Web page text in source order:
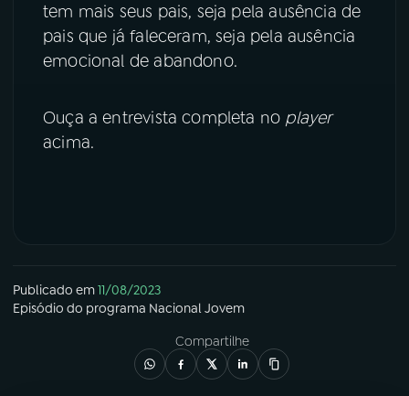
YouTube Facebook
Instagram X
TikTok
tem mais seus pais, seja pela ausência de
pais que já faleceram, seja pela ausência
emocional de abandono.
Ouça a entrevista completa no player
acima.
Publicado em11/08/2023
Episódio do programa Nacional Jovem
Compartilhe